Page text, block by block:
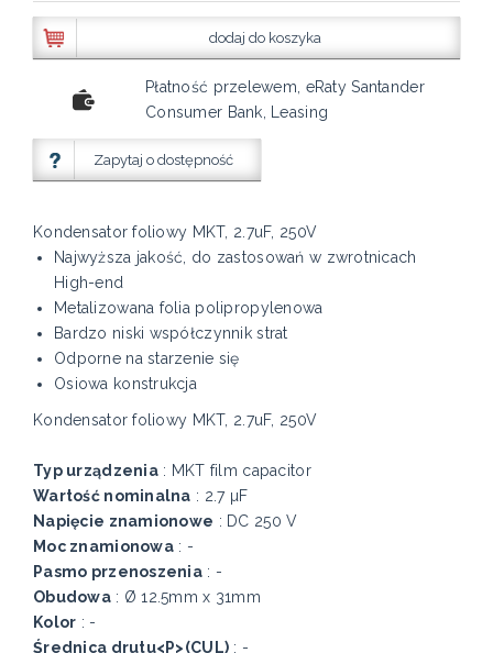
dodaj do koszyka
Płatność przelewem, eRaty Santander
Consumer Bank, Leasing
Zapytaj o dostępność
Kondensator foliowy MKT, 2.7uF, 250V
Najwyższa jakość, do zastosowań w zwrotnicach
High-end
Metalizowana folia polipropylenowa
Bardzo niski współczynnik strat
Odporne na starzenie się
Osiowa konstrukcja
Kondensator foliowy MKT, 2.7uF, 250V
Typ urządzenia: MKT film capacitor
Wartość nominalna : 2.7 µF
Napięcie znamionowe : DC 250 V
Moc znamionowa: -
Pasmo przenoszenia : -
Obudowa: Ø 12.5mm x 31mm
Kolor : -
Średnica drutu<P>(CUL) : -